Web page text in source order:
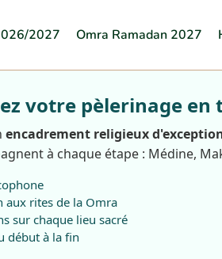
2027 Omra Ramadan 2027
votre pèlerinage
encadrement religieux
à chaque étape : Médine,
aux rites de la Omra
sur chaque lieu sacré
début à la fin